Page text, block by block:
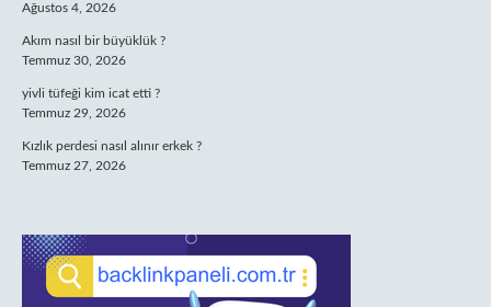
Ağustos 4, 2026
Akım nasıl bir büyüklük ?
Temmuz 30, 2026
yivli tüfeği kim icat etti ?
Temmuz 29, 2026
Kızlık perdesi nasıl alınır erkek ?
Temmuz 27, 2026